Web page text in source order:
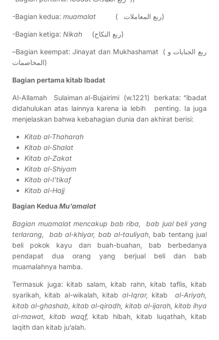
-Bagian kedua: muamalat ( ربع المعاملات)
-Bagian ketiga: Nikah (ربع النكاح)
–Bagian keempat: Jinayat dan Mukhashamat ( ربع الجنايات و
المخاصمات)
Bagian pertama kitab Ibadat
Al-Allamah Sulaiman al-Bujairimi (w.1221) berkata: “ibadat
didahulukan atas lainnya karena ia lebih penting. Ia juga
menjelaskan bahwa kebahagian dunia dan akhirat berisi:
Kitab al-Thaharah
Kitab al-Shalat
Kitab al-Zakat
Kitab al-Shiyam
Kitab al-I’tikaf
Kitab al-Hajj
Bagian KeduaMu’amalat
Bagian muamalat mencakup bab riba, bab jual beli yang
terlarang, bab al-khiyar, bab al-tauliyah, bab tentang jual
beli pokok kayu dan buah-buahan, bab berbedanya
pendapat dua orang yang berjual beli dan bab
muamalahnya hamba.
Termasuk juga: kitab salam, kitab rahn, kitab taflis, kitab
syarikah, kitab al-wikalah, kitab al-Iqrar, kitabal-Ariyah,
kitab al-ghashab, kitab al-qiradh, kitab al-ijarah, kitab ihya
al-mawat, kitab waqf, kitab hibah, kitab luqathah, kitab
laqith dan kitab ju’alah.